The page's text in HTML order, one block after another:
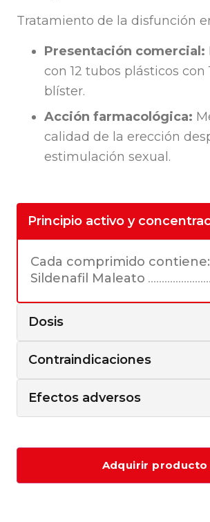
Tratamiento de la disfunción
Presentación comercial:
con 12 tubos plásticos con
blíster.
Acción farmacológica:
calidad de la erección
estimulación sexual.
Principio activo y
Cada comprimido contiene:
Sildenafil Maleato
Dosis
Contraindicaciones
Efectos adversos
Adquirir producto